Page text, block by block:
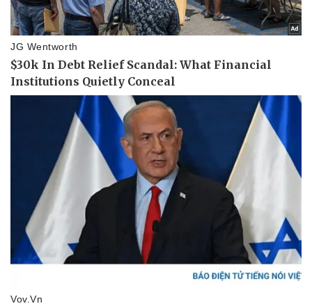
Thể thao
Bóng đá
Lịch thi đấu bóng đá
eSports
Ô tô - Xe máy
Xe máy